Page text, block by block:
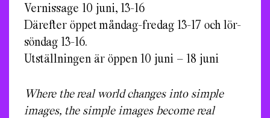
Vernissage 10 juni, 13-16
Därefter öppet måndag-fredag 13-17 och lör-
söndag 13-16.
Utställningen är öppen 10 juni – 18 juni
Where the real world changes into simple
images, the simple images become real